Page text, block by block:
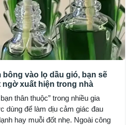
bông vào lọ dầu gió, bạn sẽ
ngờ xuất hiện trong nhà
thân thuộc” trong nhiều gia
dùng để làm dịu cảm giác đau
hay muỗi đốt nhẹ. Ngoài công